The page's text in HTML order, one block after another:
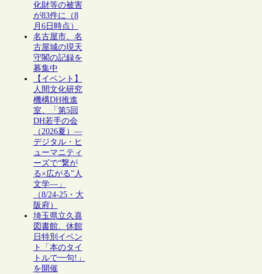
化財等の被害
が83件に（8
月6日時点）
名古屋市、名
古屋城の現天
守閣の記録を
募集中
【イベント】
人間文化研究
機構DH推進
室、「第5回
DH若手の会
（2026夏）―
デジタル・ヒ
ューマニティ
ーズで“繋が
る×広がる”人
文学―」
（8/24-25・大
阪府）
埼玉県立久喜
図書館、休館
日特別イベン
ト「本のタイ
トルで一句!」
を開催